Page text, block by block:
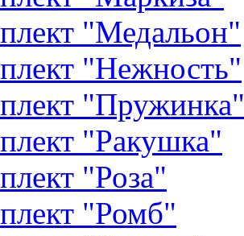
"Медальон"
"Нежность"
"Пружинка"
"Ракушка"
"Роза"
"Ромб"